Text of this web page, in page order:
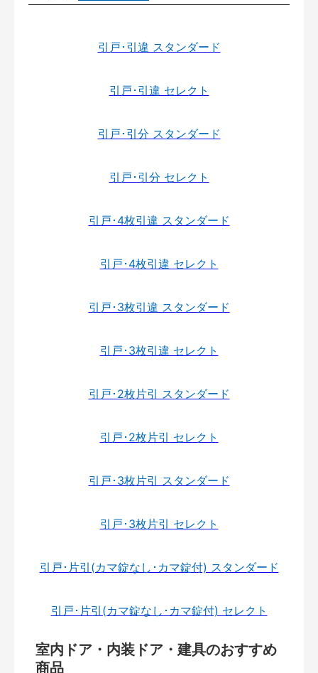
引戸･引違 スタンダード
引戸･引違 セレクト
引戸･引分 スタンダード
引戸･引分 セレクト
引戸･4枚引違 スタンダード
引戸･4枚引違 セレクト
引戸･3枚引違 スタンダード
引戸･3枚引違 セレクト
引戸･2枚片引 スタンダード
引戸･2枚片引 セレクト
引戸･3枚片引 スタンダード
引戸･3枚片引 セレクト
引戸･片引(カマ錠なし･カマ錠付) スタンダード
引戸･片引(カマ錠なし･カマ錠付) セレクト
室内ドア・内装ドア・建具のおすすめ
商品